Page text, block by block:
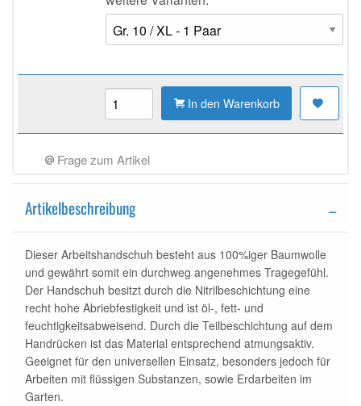
In den Warenkorb
Frage zum Artikel
Artikelbeschreibung
Dieser Arbeitshandschuh besteht aus 100%iger Baumwolle
und gewährt somit ein durchweg angenehmes Tragegefühl.
Der Handschuh besitzt durch die Nitrilbeschichtung eine
recht hohe Abriebfestigkeit und ist öl-, fett- und
feuchtigkeitsabweisend. Durch die Teilbeschichtung auf dem
Handrücken ist das Material entsprechend atmungsaktiv.
Geeignet für den universellen Einsatz, besonders jedoch für
Arbeiten mit flüssigen Substanzen, sowie Erdarbeiten im
Garten.